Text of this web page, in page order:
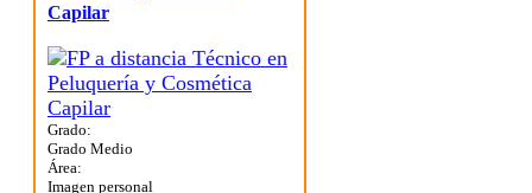
Capilar
Grado:
Grado Medio
Área:
Imagen personal